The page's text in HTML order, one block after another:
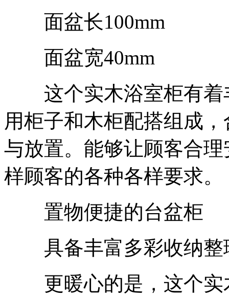
面盆长100mm
面盆宽40mm
这个实木浴室柜有着
用柜子和木柜配搭组成
与放置。能够让顾客合
样顾客的各种各样要求。
置物便捷的台盆柜
具备丰富多彩收纳整
更暖心的是，这个实